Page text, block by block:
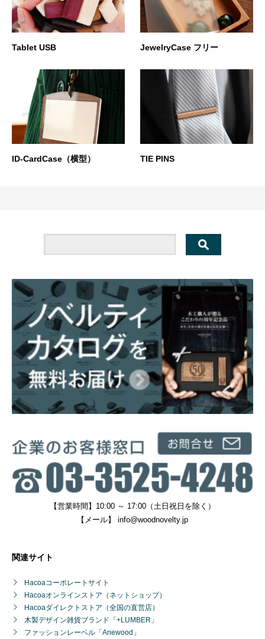
Tablet USB JewelryCase フリー
ID-CardCase（横型） TIE PINS
【営業時間】10:00 ～ 17:00（土日祝日を除く）
【メール】 info@woodnovelty.jp
関連サイト
Hacoaコーポレートサイト
Hacoaオンラインストア（ネットショップ）
Hacoaダイレクトストア（全国の直営店）
木製デザイン雑貨ブランド「+LUMBER」
ファッションレーベル「Anewood」